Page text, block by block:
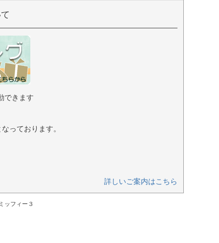
できます
っております。
詳しいご案内はこちら
ッフィー３